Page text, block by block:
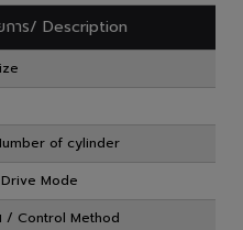
การ/ Description
of cylinder
Mode
/ Control Method